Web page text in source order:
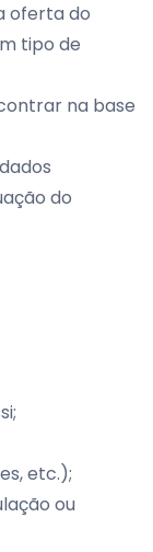
oferta do
tipo de
na base
do
etc.);
ou